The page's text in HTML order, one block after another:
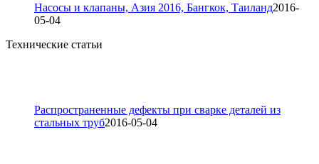
Насосы и клапаны, Азия 2016, Бангкок, Таиланд2016-
05-04
Технические статьи
Распространенные дефекты при сварке деталей из
стальных труб2016-05-04